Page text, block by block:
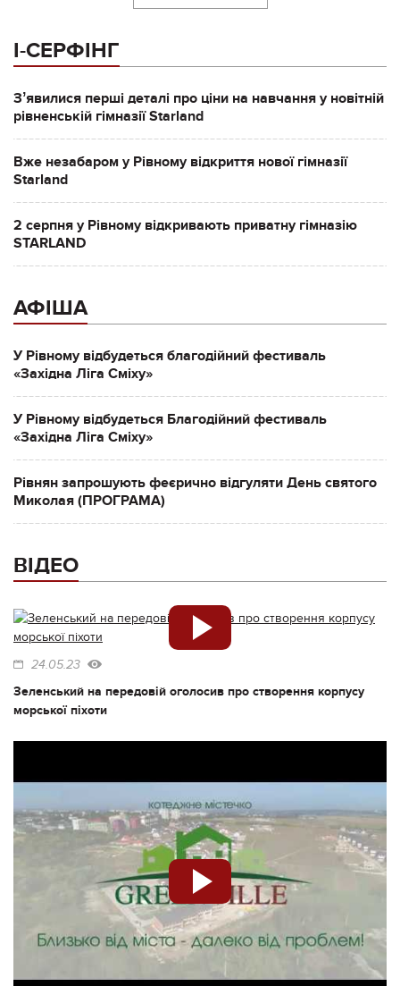
І-СЕРФІНГ
Зʼявилися перші деталі про ціни на навчання у новітній
рівненській гімназії Starland
Вже незабаром у Рівному відкриття нової гімназії
Starland
2 серпня у Рівному відкривають приватну гімназію
STARLAND
АФІША
У Рівному відбудеться благодійний фестиваль
«Західна Ліга Сміху»
У Рівному відбудеться Благодійний фестиваль
«Західна Ліга Сміху»
Рівнян запрошують феєрично відгуляти День святого
Миколая (ПРОГРАМА)
ВІДЕО
24.05.23
Зеленський на передовій оголосив про створення корпусу
морської піхоти